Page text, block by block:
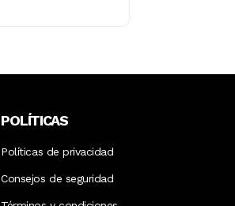
POLÍTICAS
Políticas de privacidad
Consejos de seguridad